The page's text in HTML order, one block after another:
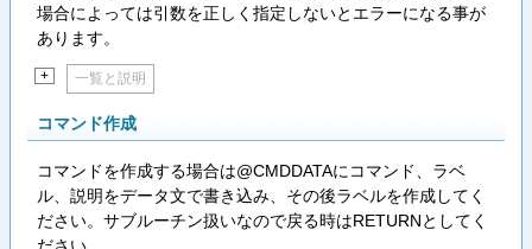
場合によっては引数を正しく指定しないとエラーになる事が
あります。
+ 一覧と説明
コマンド作成
コマンドを作成する場合は@CMDDATAにコマンド、ラベ
ル、説明をデータ文で書き込み、その後ラベルを作成してく
ださい。サブルーチン扱いなので戻る時はRETURNとしてく
ださい。